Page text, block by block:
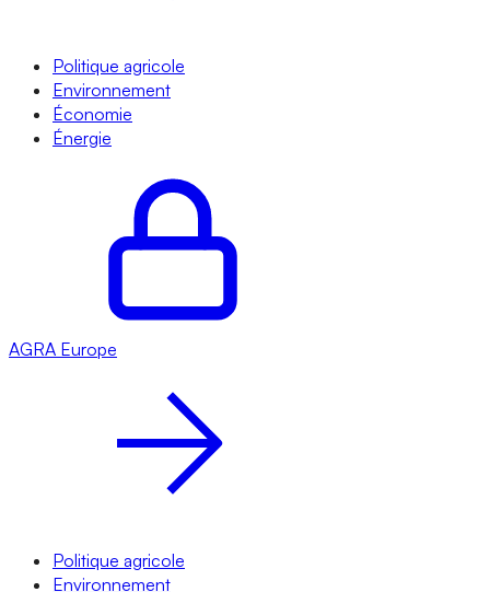
Politique agricole
Environnement
Économie
Énergie
AGRA Europe
Politique agricole
Environnement